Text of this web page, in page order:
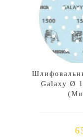
Galaxy Ø